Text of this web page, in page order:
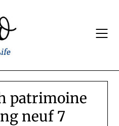
patrimoine
neuf 7